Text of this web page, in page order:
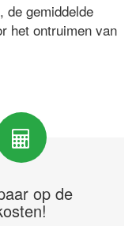
de gemiddelde
het ontruimen van
op de